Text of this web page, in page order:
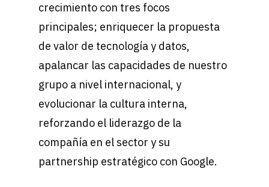
crecimiento con tres focos
principales; enriquecer la propuesta
de valor de tecnología y datos,
apalancar las capacidades de nuestro
grupo a nivel internacional, y
evolucionar la cultura interna,
reforzando el liderazgo de la
compañía en el sector y su
partnership estratégico con Google.